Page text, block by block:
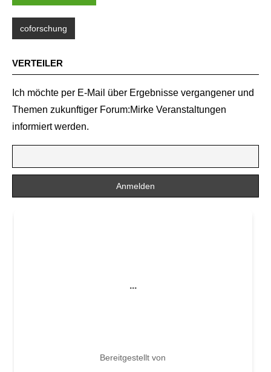
coforschung
VERTEILER
Ich möchte per E-Mail über Ergebnisse vergangener und
Themen zukunftiger Forum:Mirke Veranstaltungen
informiert werden.